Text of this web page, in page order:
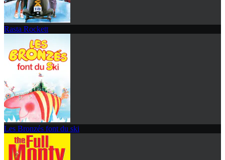
Rasta Rockett
Les Bronzés font du ski